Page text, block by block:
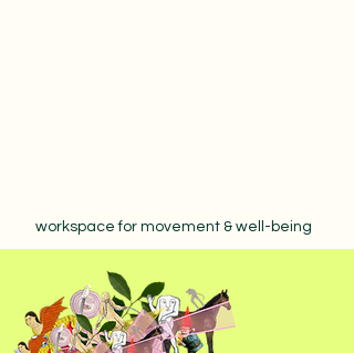
workspace for movement & well-being